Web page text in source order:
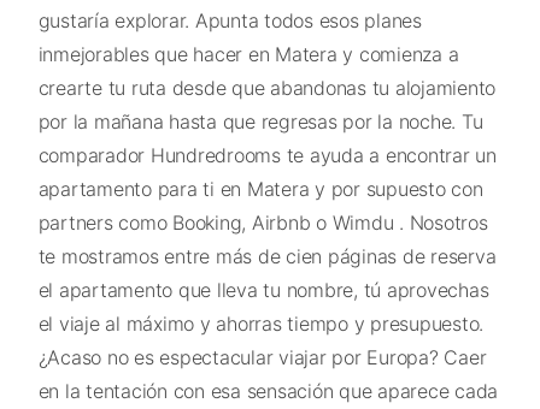
gustaría explorar. Apunta todos esos planes
inmejorables que hacer en Matera y comienza a
crearte tu ruta desde que abandonas tu alojamiento
por la mañana hasta que regresas por la noche. Tu
comparador Hundredrooms te ayuda a encontrar un
apartamento para ti en Matera y por supuesto con
partners como Booking, Airbnb o Wimdu . Nosotros
te mostramos entre más de cien páginas de reserva
el apartamento que lleva tu nombre, tú aprovechas
el viaje al máximo y ahorras tiempo y presupuesto.
¿Acaso no es espectacular viajar por Europa? Caer
en la tentación con esa sensación que aparece cada